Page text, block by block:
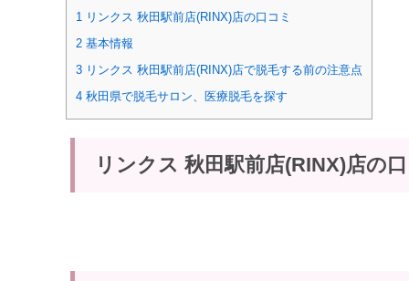
1 リンクス 秋田駅前店(RINX)店の口コミ
2 基本情報
3 リンクス 秋田駅前店(RINX)店で脱毛する前の注意点
4 秋田県で脱毛サロン、医療脱毛を探す
リンクス 秋田駅前店(RINX)店の